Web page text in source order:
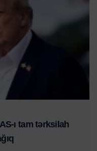
ı tam tərksilah